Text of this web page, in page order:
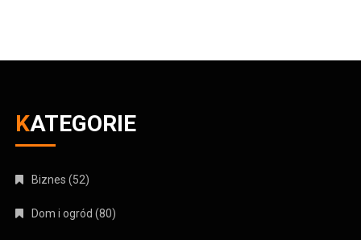
KATEGORIE
Biznes (52)
Dom i ogród (80)